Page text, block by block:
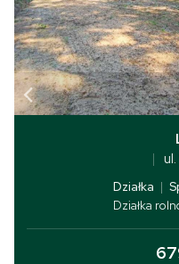
Działka |
Działka